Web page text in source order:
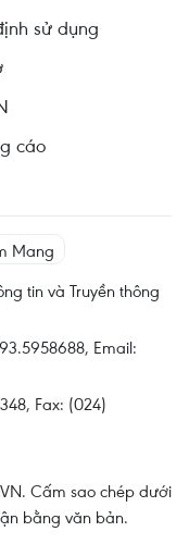
sử dụng
cáo
tin và Truyền thông
Email:
Fax: (024)
Cấm sao chép dưới
bằng văn bản.